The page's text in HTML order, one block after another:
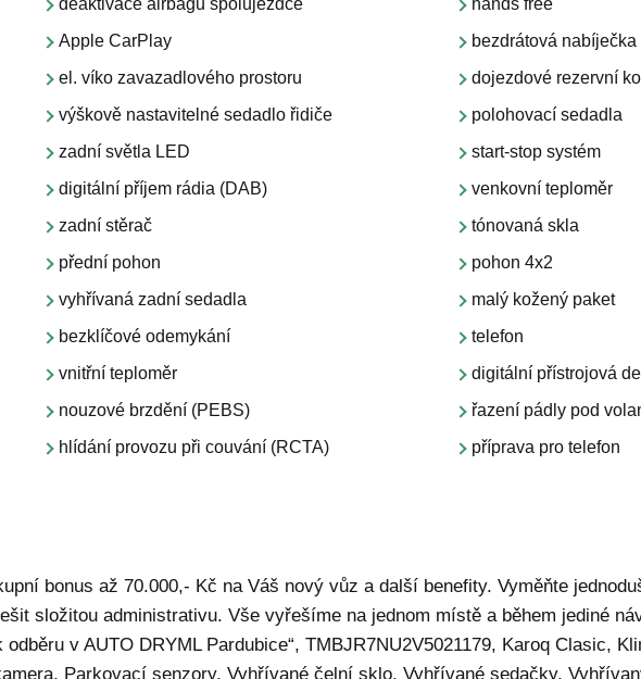
deaktivace airbagu spolujezdce
hands free
Apple CarPlay
bezdrátová
el. víko zavazadlového prostoru
dojezdové rezervní
výškově nastavitelné sedadlo řidiče
polohovací sedadla
zadní světla LED
start-stop systém
digitální příjem rádia (DAB)
venkovní teploměr
zadní stěrač
tónovaná skla
přední pohon
pohon 4x2
vyhřívaná zadní sedadla
malý kožený paket
bezklíčové odemykání
telefon
vnitřní teploměr
digitální přístrojová
nouzové brzdění (PEBS)
řazení pádly pod
hlídání provozu při couvání (RCTA) příprava pro telefon
bonus až 70.000,- Kč na Váš nový vůz a další benefity. Vyměňte
složitou administrativu. Vše vyřešíme na jednom místě a během jediné
v AUTO DRYML Pardubice“, TMBJR7NU2V5021179, Karoq Clasic,
Parkovací senzory, Vyhřívané čelní sklo, Vyhřívané sedačky,